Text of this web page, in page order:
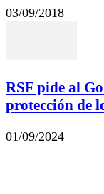
03/09/2018
RSF pide al
protección de
01/09/2024